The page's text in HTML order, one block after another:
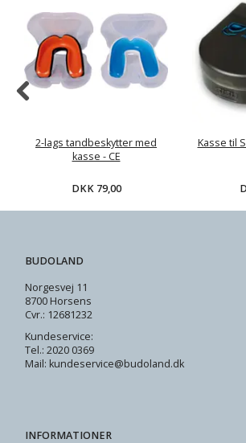
2-lags tandbeskytter med
kasse - CE
DKK 79,00
Kasse til
BUDOLAND
Norgesvej 11
8700 Horsens
Cvr.: 12681232
Kundeservice:
Tel.: 2020 0369
Mail: kundeservice@budoland.dk
INFORMATIONER